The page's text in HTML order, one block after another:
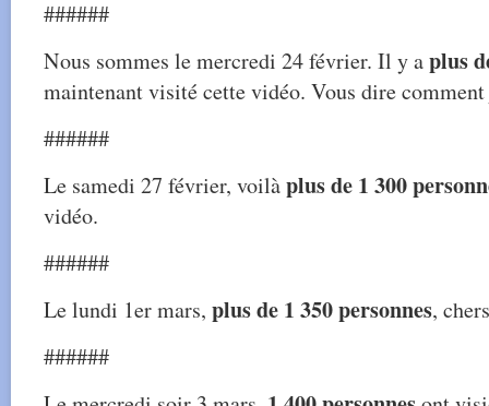
######
Nous sommes le mercredi 24 février. Il y aplus
maintenant visité cette vidéo. Vous dire
######
Le samedi 27 février, voilàplus de 1 300
vidéo.
######
Le lundi 1er mars, plus de 1 350 personnes,
######